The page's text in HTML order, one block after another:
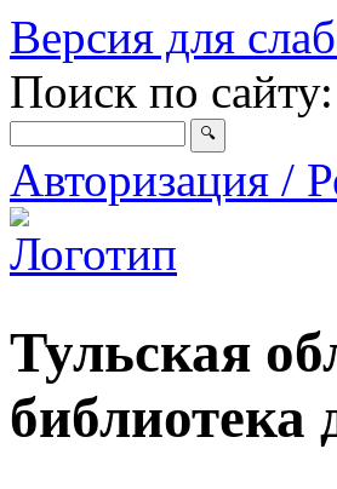
Версия для
Поиск по сайту:
Авторизация /
Тульская
библиотека